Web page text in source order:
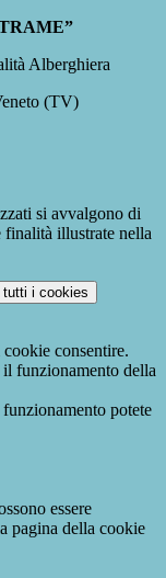
Alberghiera
(TV)
si avvalgono di
finalità illustrate nella
i cookies
consentire.
funzionamento della
potete
essere
pagina della cookie